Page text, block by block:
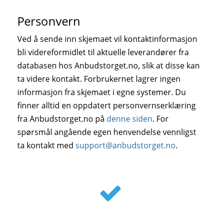
Personvern
Ved å sende inn skjemaet vil kontaktinformasjon
bli videreformidlet til aktuelle leverandører fra
databasen hos Anbudstorget.no, slik at disse kan
ta videre kontakt. Forbrukernet lagrer ingen
informasjon fra skjemaet i egne systemer. Du
finner alltid en oppdatert personvernserklæring
fra Anbudstorget.no på denne siden. For
spørsmål angående egen henvendelse vennligst
ta kontakt med support@anbudstorget.no.